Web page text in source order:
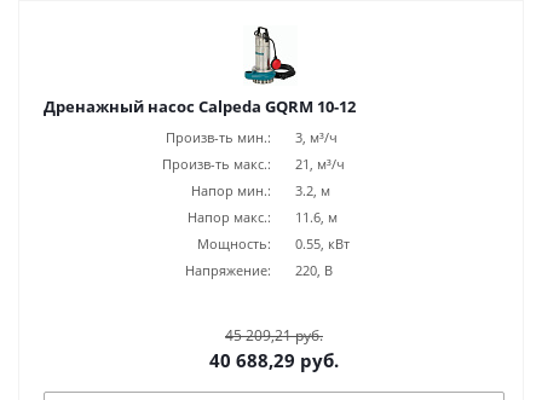
Дренажный насос Calpeda GQRM 10-12
Произв-ть мин.:
3, м³/ч
Произв-ть макс.:
21, м³/ч
Напор мин.:
3.2, м
Напор макс.:
11.6, м
Мощность:
0.55, кВт
Напряжение:
220, В
45 209,21 руб.
40 688,29 руб.